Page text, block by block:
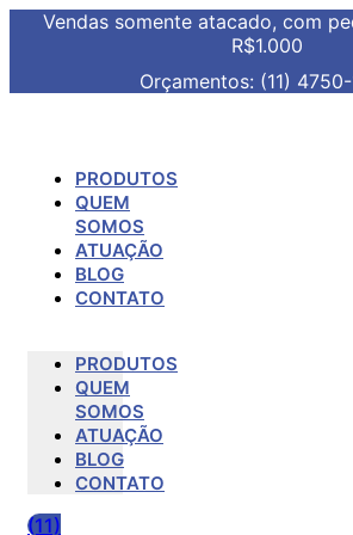
Vendas somente atacado, com
R$1.000
Orçamentos: (11)
PRODUTOS
QUEM
SOMOS
ATUAÇÃO
BLOG
CONTATO
PRODUTOS
QUEM
SOMOS
ATUAÇÃO
BLOG
CONTATO
(11)